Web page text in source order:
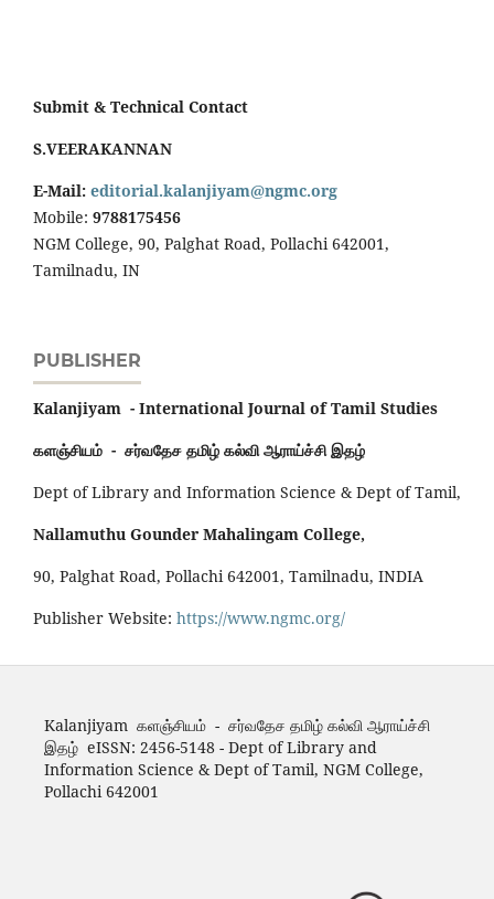
Submit & Technical Contact
S.VEERAKANNAN
E-Mail: editorial.kalanjiyam@ngmc.org
Mobile: 9788175456
NGM College, 90, Palghat Road, Pollachi 642001,
Tamilnadu, IN
PUBLISHER
Kalanjiyam - International Journal of Tamil Studies
களஞ்சியம் - சர்வதேச தமிழ் கல்வி ஆராய்ச்சி இதழ்
Dept of Library and Information Science & Dept of Tamil,
Nallamuthu Gounder Mahalingam College,
90, Palghat Road, Pollachi 642001, Tamilnadu, INDIA
Publisher Website: https://www.ngmc.org/
Kalanjiyam களஞ்சியம் - சர்வதேச தமிழ் கல்வி ஆராய்ச்சி
இதழ் eISSN: 2456-5148 - Dept of Library and
Information Science & Dept of Tamil, NGM College,
Pollachi 642001